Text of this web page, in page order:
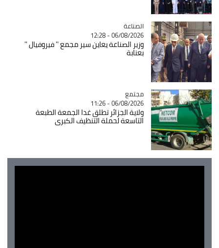
Catégorie
الصناعة
06/08/2026 - 12:28
وزير الصناعة يعاين سير مجمع '' فيروفيال ''
بعنابة
Catégorie
مجتمع
06/08/2026 - 11:26
ولاية الجزائر تطلق غدا الجمعة الطبعة
التاسعة لحملة التنظيف الكبرى